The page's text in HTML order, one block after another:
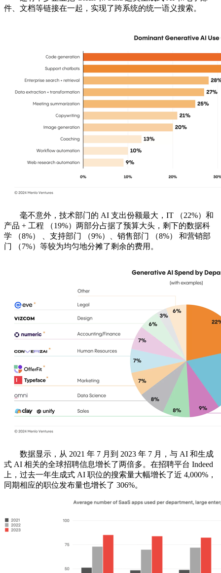
件、文档等链接在一起，实现了跨系统的统一语义搜索。
毫不意外，技术部门的 AI 支出份额最大，IT （22%）和
产品 + 工程 （19%）两部分占据了预算大头，剩下的数据科
学 （8%） 、支持部门 （9%）、销售部门 （8%） 和营销部
门 （7%）等较为均匀地分摊了剩余的费用。
数据显示，从 2021 年 7 月到 2023 年 7 月，与 AI 和生成
式 AI 相关的全球招聘信息增长了两倍多。在招聘平台 Indeed
上，过去一年生成式 AI 职位的搜索量大幅增长了近 4,000%，
同期相应的职位发布量也增长了 306%。